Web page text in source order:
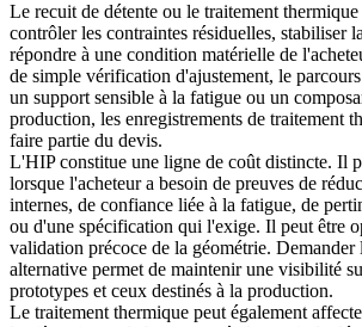
Le recuit de détente ou le traitement thermique
contrôler les contraintes résiduelles, stabiliser
répondre à une condition matérielle de
de simple vérification d'ajustement, le
un support sensible à la fatigue ou un
production, les enregistrements de traitement
faire partie du devis.
L'HIP constitue une ligne de coût distincte. Il
lorsque l'acheteur a besoin de preuves de
internes, de confiance liée à la fatigue, de
ou d'une spécification qui l'exige. Il peut être
validation précoce de la géométrie.
alternative permet de maintenir une visibilité
prototypes et ceux destinés à la production.
Le traitement thermique peut également